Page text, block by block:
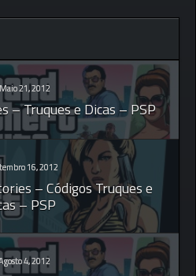
21, 2012
– Truques e Dicas – PSP
16, 2012
– Códigos Truques e
– PSP
4, 2012